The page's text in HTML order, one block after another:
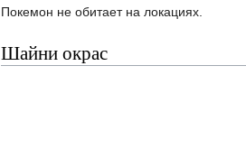
Покемон не обитает на локациях.
Шайни окрас